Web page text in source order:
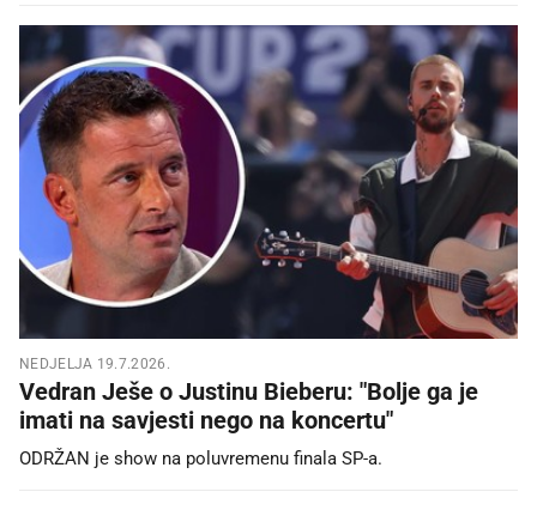
NEDJELJA 19.7.2026.
Vedran Ješe o Justinu Bieberu: "Bolje ga je
imati na savjesti nego na koncertu"
ODRŽAN je show na poluvremenu finala SP-a.